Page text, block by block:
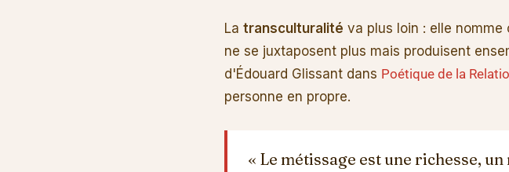
La transculturalité va plus loin : elle
ne se juxtaposent plus mais produisent
d'Édouard Glissant dans Poétique de la
personne en propre.
« Le métissage est une richesse,